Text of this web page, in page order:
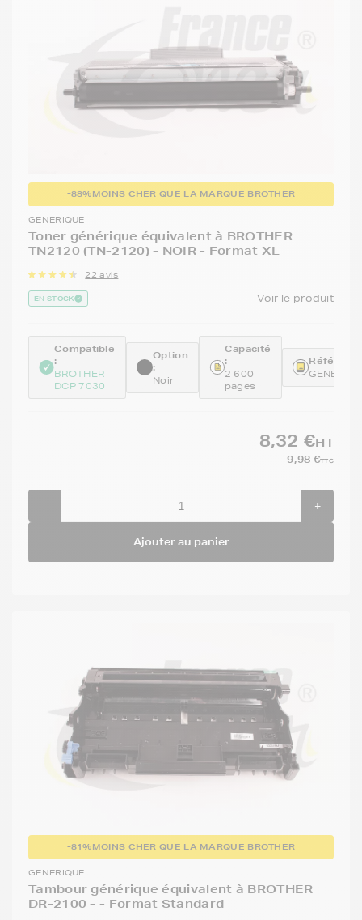
-88%MOINS CHER QUE LA MARQUE BROTHER
GENERIQUE
Toner générique équivalent à BROTHER
TN2120 (TN-2120) - NOIR - Format XL
22 avis
EN STOCK Voir le produit
Compatible
:
BROTHER
DCP 7030
Option
:
Noir
Capacité
:
2 600
pages
8,32 €HT
9,98 €TTC
- +
Ajouter au panier
-81%MOINS CHER QUE LA MARQUE BROTHER
GENERIQUE
Tambour générique équivalent à BROTHER
DR-2100 - - Format Standard